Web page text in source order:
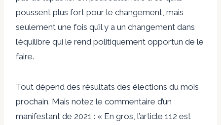
poussent plus fort pour le changement, mais
seulement une fois qu’il y a un changement dans
l’équilibre qui le rend politiquement opportun de le
faire.
Tout dépend des résultats des élections du mois
prochain. Mais notez le commentaire d’un
manifestant de 2021 : « En gros, l’article 112 est